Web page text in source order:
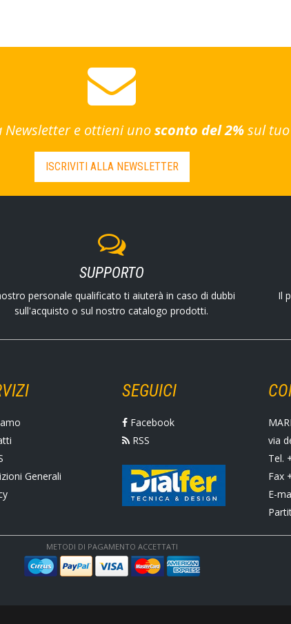
e ottieni unosconto del 2%sul
ISCRIVITI ALLA NEWSLETTER
SUPPORTO
personale qualificato ti aiuterà in caso di dubbi
sull'acquisto o sul nostro catalogo prodotti.
Il
Generali
SEGUICI
Facebook
RSS
via
Tel.
Fax
E-
METODI DI PAGAMENTO ACCETTATI